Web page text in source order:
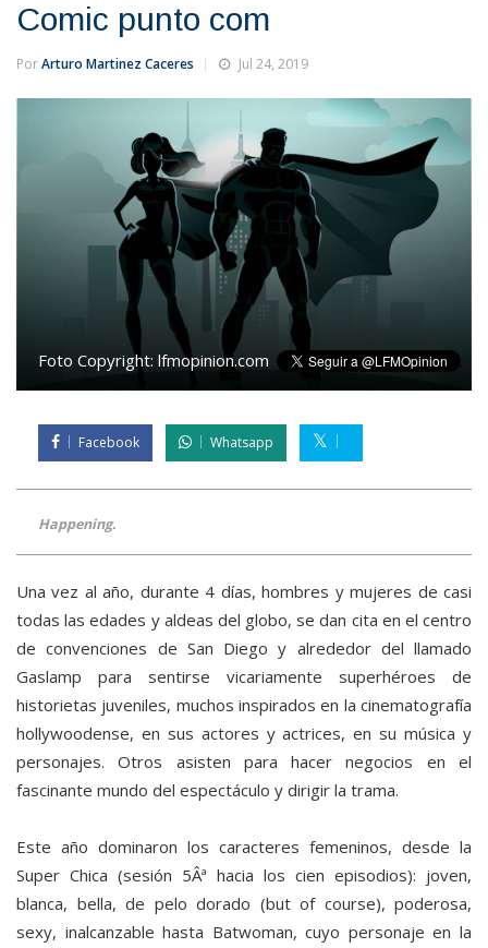
Comic punto com
PorArturo Martinez Caceres Jul 24, 2019
Foto Copyright: lfmopinion.com
Facebook Whatsapp
Happening.
Una vez al año, durante 4 días, hombres y mujeres de casi
todas las edades y aldeas del globo, se dan cita en el centro
de convenciones de San Diego y alrededor del llamado
Gaslamp para sentirse vicariamente superhéroes de
historietas juveniles, muchos inspirados en la cinematografía
hollywoodense, en sus actores y actrices, en su música y
personajes. Otros asisten para hacer negocios en el
fascinante mundo del espectáculo y dirigir la trama.
Este año dominaron los caracteres femeninos, desde la
Super Chica (sesión 5Âª hacia los cien episodios): joven,
blanca, bella, de pelo dorado (but of course), poderosa,
sexy, inalcanzable hasta Batwoman, cuyo personaje en la